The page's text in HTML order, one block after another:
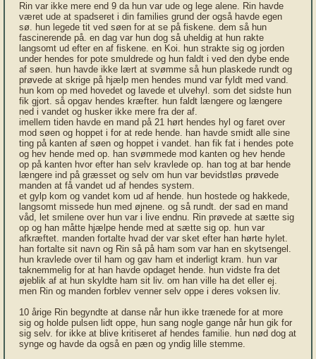
Rin var ikke mere end 9 da hun var ude og lege alene. Rin havde
været ude at spadseret i din families grund der også havde egen
sø. hun legede tit ved søen for at se på fiskene. dem så hun
fascinerende på. en dag var hun dog så uheldig at hun rakte
langsomt ud efter en af fiskene. en Koi. hun strakte sig og jorden
under hendes for pote smuldrede og hun faldt i ved den dybe ende
af søen. hun havde ikke lært at svømme så hun plaskede rundt og
prøvede at skrige på hjælp men hendes mund var fyldt med vand.
hun kom op med hovedet og lavede et ulvehyl. som det sidste hun
fik gjort. så opgav hendes kræfter. hun faldt længere og længere
ned i vandet og husker ikke mere fra der af.
imellem tiden havde en mand på 21 hørt hendes hyl og faret over
mod søen og hoppet i for at rede hende. han havde smidt alle sine
ting på kanten af søen og hoppet i vandet. han fik fat i hendes pote
og hev hende med op. han svømmede mod kanten og hev hende
op på kanten hvor efter han selv kravlede op. han tog at bar hende
længere ind på græsset og selv om hun var bevidstløs prøvede
manden at få vandet ud af hendes system.
et gylp kom og vandet kom ud af hende. hun hostede og hakkede,
langsomt missede hun med øjnene. og så rundt. der sad en mand
våd, let smilene over hun var i live endnu. Rin prøvede at sætte sig
op og han måtte hjælpe hende med at sætte sig op. hun var
afkræftet. manden fortalte hvad der var sket efter han hørte hylet.
han fortalte sit navn og Rin så på ham som var han en skytsengel.
hun kravlede over til ham og gav ham et inderligt kram. hun var
taknemmelig for at han havde opdaget hende. hun vidste fra det
øjeblik af at hun skyldte ham sit liv. om han ville ha det eller ej.
men Rin og manden forblev venner selv oppe i deres voksen liv.
10 årige Rin begyndte at danse når hun ikke trænede for at more
sig og holde pulsen lidt oppe, hun sang nogle gange når hun gik for
sig selv. for ikke at blive kritiseret af hendes familie. hun nød dog at
synge og havde da også en pæn og yndig lille stemme.